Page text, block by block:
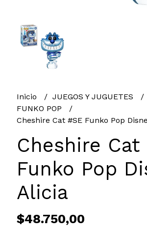
Inicio
JUEGOS Y JUGUETES
FUNKO POP
Cheshire Cat #SE Funko Pop
Cheshire Cat
Funko Pop
Alicia
$48.750,00